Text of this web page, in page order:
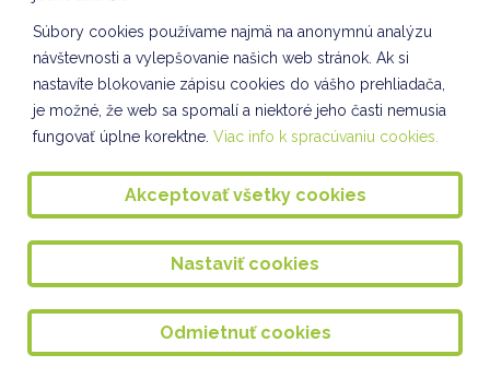
S láskou Seniorcentru
Tvorenie na hodine CLIL v ŠKD
Nácvik piesne na Vianočný bazár
Vybíjaná dievčat
TVORIVÉ DIELNIČKY III. oddelenie ŠKD
Tvorivé dielne VII. odddelenie ŠKD
KULIŠKIÁDA - NOVEMBER
Slávnostné rozsvietenie stromčeka 2024
Súbory cookies používame najmä na anonymnú analýzu
návštevnosti a vylepšovanie našich web stránok. Ak si
nastavíte blokovanie zápisu cookies do vášho prehliadača,
je možné, že web sa spomalí a niektoré jeho časti nemusia
fungovať úplne korektne. Viac info k spracúvaniu cookies.
Akceptovať všetky cookies
Nastaviť cookies
Odmietnuť cookies